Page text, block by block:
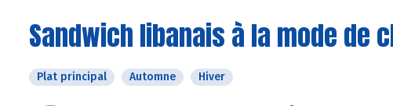
Sandwich libanais à la mode de
Plat principal Automne Hiver